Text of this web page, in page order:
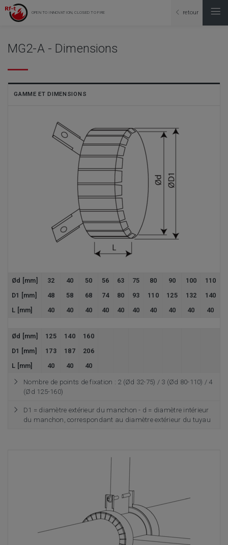
OPEN TO INNOVATION, CLOSED TO FIRE retour
MG2-A - Dimensions
GAMME ET DIMENSIONS
Ød [mm] 32 40 50 56 63 75 80 90 100
110
D1 [mm]
48 58 68 74 80 93 110 125 132
140
L [mm]
40 40 40 40 40 40 40 40 40 40
Ød [mm] 125 140
160
D1 [mm]
173 187
206
L [mm]
40 40 40
Nombre de points de fixation : 2 (Ød 32-75) / 3 (Ød 80-110) / 4
(Ød 125-160)
D1 = diamètre extérieur du manchon - d = diamètre intérieur
du manchon, correspondant au diamètre extérieur du tuyau